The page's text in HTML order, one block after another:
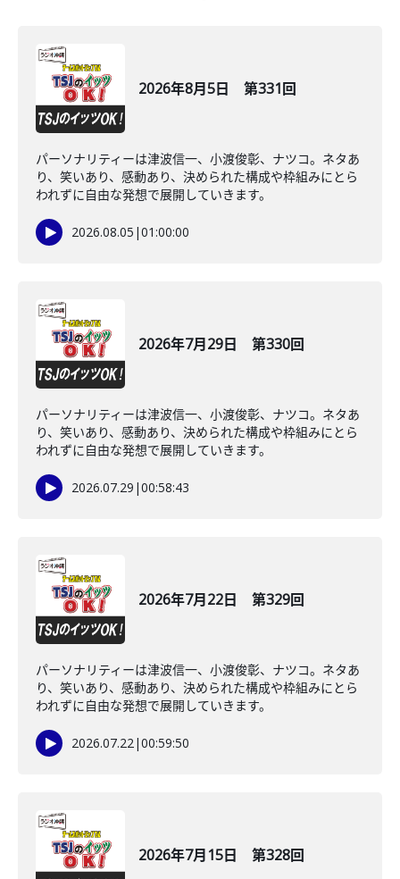
2026年8月5日 第331回
パーソナリティーは津波信一、小渡俊彰、ナツコ。ネタあ
り、笑いあり、感動あり、決められた構成や枠組みにとら
われずに自由な発想で展開していきます。
2026.08.05 |01:00:00
2026年7月29日 第330回
パーソナリティーは津波信一、小渡俊彰、ナツコ。ネタあ
り、笑いあり、感動あり、決められた構成や枠組みにとら
われずに自由な発想で展開していきます。
2026.07.29 |00:58:43
2026年7月22日 第329回
パーソナリティーは津波信一、小渡俊彰、ナツコ。ネタあ
り、笑いあり、感動あり、決められた構成や枠組みにとら
われずに自由な発想で展開していきます。
2026.07.22|00:59:50
2026年7月15日 第328回